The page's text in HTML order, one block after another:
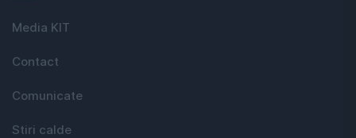
Media KIT
Contact
Comunicate
Stiri calde